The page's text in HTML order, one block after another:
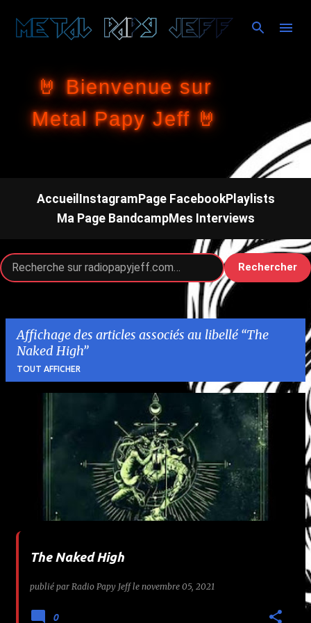
Accéder au contenu principal
🤘 Bienvenue sur
Metal Papy Jeff 🤘
Accueil InstagramPage FacebookPlaylists
Ma Page BandcampMes Interviews
Rechercher
Affichage des articles associés au libellé The
Naked High
TOUT AFFICHER
The Naked High
publié par Radio Papy Jeff le novembre 05, 2021
0